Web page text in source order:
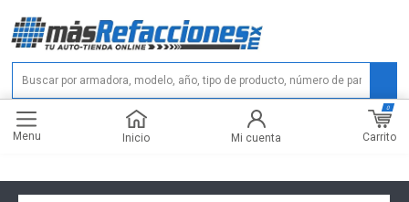
Menu Inicio Mi cuenta Carrito
0